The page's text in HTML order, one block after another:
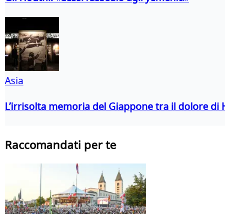
Asia
L’irrisolta memoria del Giappone tra il dolore di
Raccomandati per te